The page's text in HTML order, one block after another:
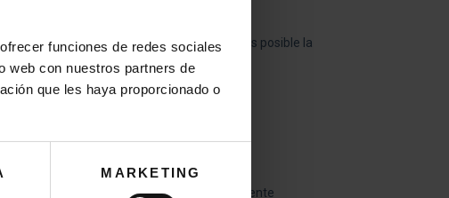
funciones de redes sociales
web con nuestros partners de
que les haya proporcionado o
MARKETING
antes de realizar el pago, si no es posible la
facilitado a LA PERLA.
la página web, se mantendrá constantemente